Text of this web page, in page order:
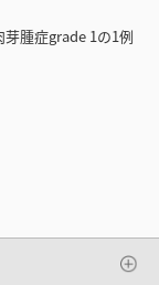
腫症grade 1の1例